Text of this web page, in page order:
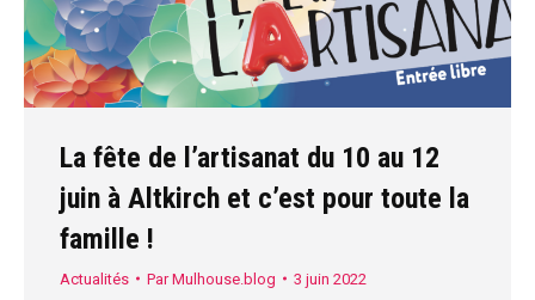
La fête de l’artisanat du 10 au 12
juin à Altkirch et c’est pour toute la
famille !
Actualités ParMulhouse.blog 3 juin 2022